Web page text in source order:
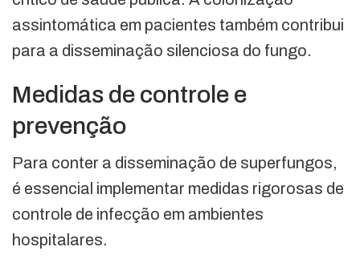
assintomática em pacientes também contribui
para a disseminação silenciosa do fungo.
Medidas de controle e
prevenção
Para conter a disseminação de superfungos,
é essencial implementar medidas rigorosas de
controle de infecção em ambientes
hospitalares.